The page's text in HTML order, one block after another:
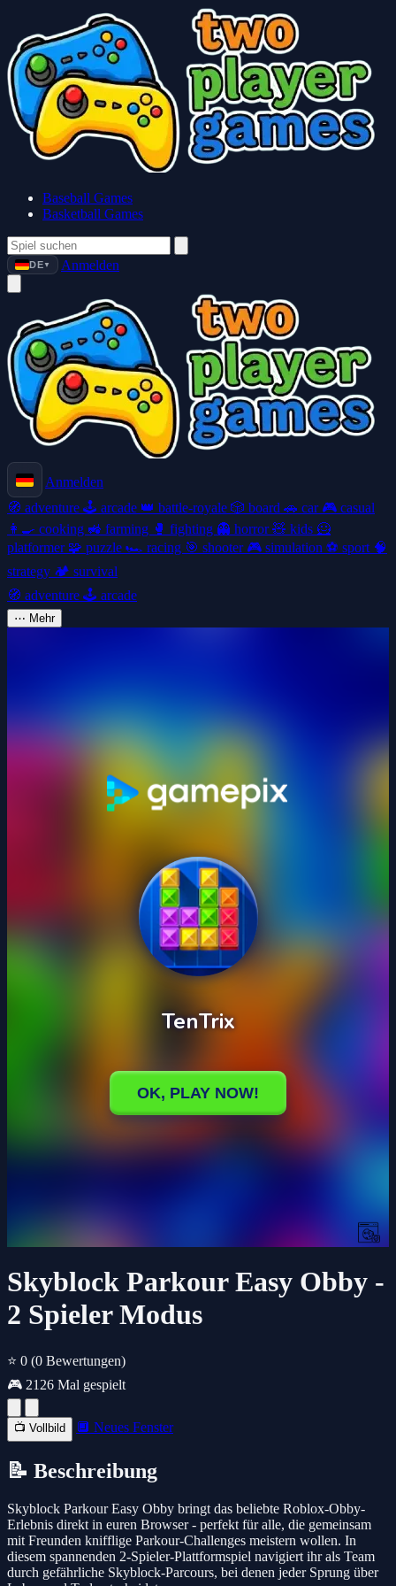
Baseball Games
Basketball Games
DE ▼ Anmelden
Anmelden
🧭 adventure 🕹️ arcade 👑 battle-royale 🎲 board 🚗 car 🎮 casual
👩‍🍳 cooking 🚜 farming 🥊 fighting 👻 horror🧸 kids 🦸
platformer 🧩 puzzle 🏎️ racing 🎯 shooter 🎮 simulation ⚽ sport 🧠
strategy 🏕️ survival
🧭 adventure 🕹️ arcade
⋯ Mehr
Skyblock Parkour Easy Obby -
2 Spieler Modus
⭐ 0 (0 Bewertungen)
🎮 2126 Mal gespielt
📺 Vollbild 🔲 Neues Fenster
📝 Beschreibung
Skyblock Parkour Easy Obby bringt das beliebte Roblox-Obby-
Erlebnis direkt in euren Browser - perfekt für alle, die gemeinsam
mit Freunden knifflige Parkour-Challenges meistern wollen. In
diesem spannenden 2-Spieler-Plattformspiel navigiert ihr als Team
durch gefährliche Skyblock-Parcours, bei denen jeder Sprung über